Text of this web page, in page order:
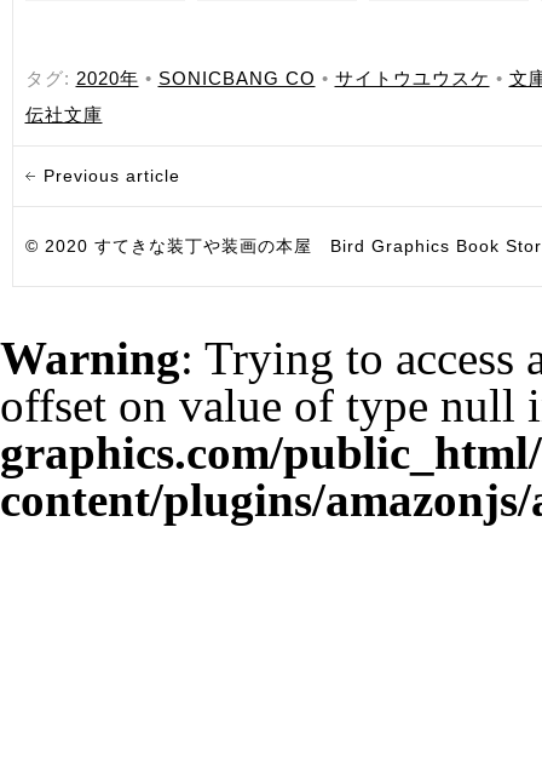
タグ: 2020年 • SONICBANG CO • サイトウユウスケ • 文
伝社文庫
Previous article
© 2020 すてきな装丁や装画の本屋 Bird Graphics Book
Warning: Trying to access
offset on value of type null
graphics.com/
content/plugins/